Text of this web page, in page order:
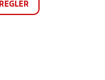
REGLER